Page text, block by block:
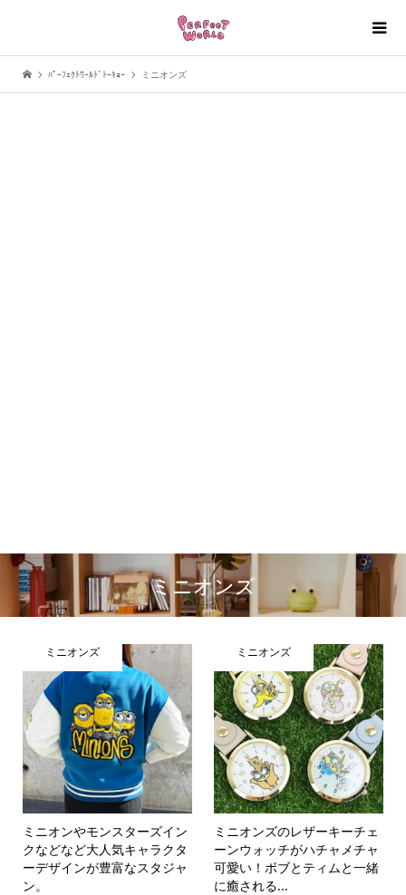
ﾊﾟｰﾌｪｸﾄﾜｰﾙﾄﾞﾄｰｷｮｰ ミニオンズ
ミニオンズ
ミニオンズ
ミニオンやモンスターズイン
クなどなど大人気キャラクタ
ーデザインが豊富なスタジャ
ン。
ミニオンズ
ミニオンズのレザーキーチェ
ーンウォッチがハチャメチャ
可愛い！ボブとティムと一緒
に癒される...